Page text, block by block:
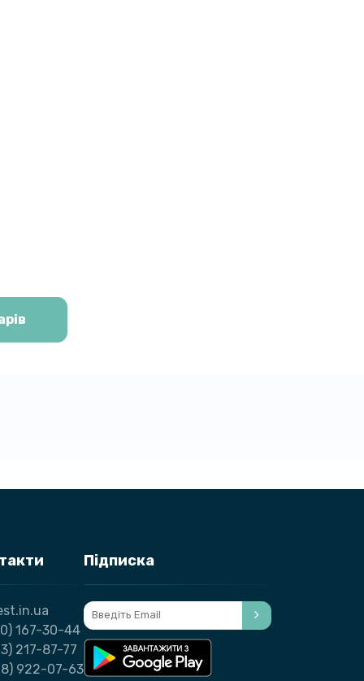
167-30-44
217-87-77
922-07-63
Підписка